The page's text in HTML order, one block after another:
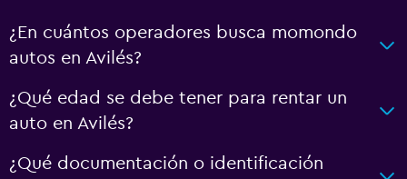
¿En cuántos operadores busca momondo
autos en Avilés?
¿Qué edad se debe tener para rentar un
auto en Avilés?
¿Qué documentación o identificación